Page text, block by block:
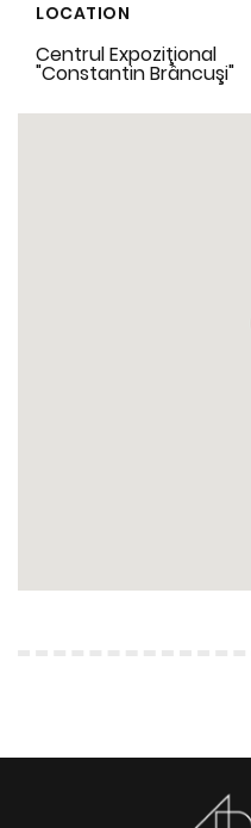
LOCATION
Centrul Expoziţional
"Constantin Brâncuşi"